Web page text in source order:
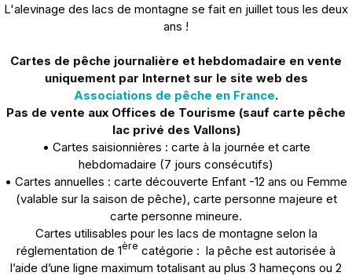
L'alevinage des lacs de montagne se fait en juillet tous les deux
ans !
Cartes de pêche journalière et hebdomadaire en vente
uniquement par Internet sur le site web des
Associations de pêche en France.
Pas de vente aux Offices de Tourisme (sauf carte pêche
lac privé des Vallons)
• Cartes saisionnières : carte à la journée et carte
hebdomadaire (7 jours consécutifs)
• Cartes annuelles : carte découverte Enfant -12 ans ou Femme
(valable sur la saison de pêche), carte personne majeure et
carte personne mineure.
Cartes utilisables pour les lacs de montagne selon la
réglementation de 1ère catégorie : la pêche est autorisée à
l’aide d’une ligne maximum totalisant au plus 3 hameçons ou 2